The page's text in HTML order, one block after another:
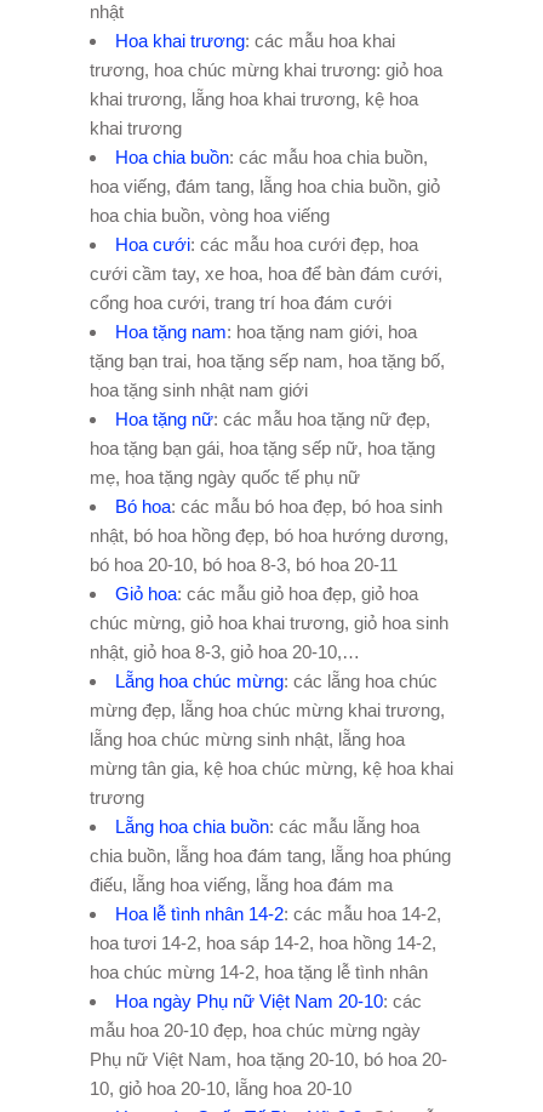
nhật
Hoa khai trương: các mẫu hoa khai
trương, hoa chúc mừng khai trương: giỏ hoa
khai trương, lẵng hoa khai trương, kệ hoa
khai trương
Hoa chia buồn: các mẫu hoa chia buồn,
hoa viếng, đám tang, lẵng hoa chia buồn, giỏ
hoa chia buồn, vòng hoa viếng
Hoa cưới: các mẫu hoa cưới đẹp, hoa
cưới cầm tay, xe hoa, hoa để bàn đám cưới,
cổng hoa cưới, trang trí hoa đám cưới
Hoa tặng nam: hoa tặng nam giới, hoa
tặng bạn trai, hoa tặng sếp nam, hoa tặng bố,
hoa tặng sinh nhật nam giới
Hoa tặng nữ: các mẫu hoa tặng nữ đẹp,
hoa tặng bạn gái, hoa tặng sếp nữ, hoa tặng
mẹ, hoa tặng ngày quốc tế phụ nữ
Bó hoa: các mẫu bó hoa đẹp, bó hoa sinh
nhật, bó hoa hồng đẹp, bó hoa hướng dương,
bó hoa 20-10, bó hoa 8-3, bó hoa 20-11
Giỏ hoa: các mẫu giỏ hoa đẹp, giỏ hoa
chúc mừng, giỏ hoa khai trương, giỏ hoa sinh
nhật, giỏ hoa 8-3, giỏ hoa 20-10,…
Lẵng hoa chúc mừng: các lẵng hoa chúc
mừng đẹp, lẵng hoa chúc mừng khai trương,
lẵng hoa chúc mừng sinh nhật, lẵng hoa
mừng tân gia, kệ hoa chúc mừng, kệ hoa khai
trương
Lẵng hoa chia buồn: các mẫu lẵng hoa
chia buồn, lẵng hoa đám tang, lẵng hoa phúng
điếu, lẵng hoa viếng, lẵng hoa đám ma
Hoa lễ tình nhân 14-2: các mẫu hoa 14-2,
hoa tươi 14-2, hoa sáp 14-2, hoa hồng 14-2,
hoa chúc mừng 14-2, hoa tặng lễ tình nhân
Hoa ngày Phụ nữ Việt Nam 20-10: các
mẫu hoa 20-10 đẹp, hoa chúc mừng ngày
Phụ nữ Việt Nam, hoa tặng 20-10, bó hoa 20-
10, giỏ hoa 20-10, lẵng hoa 20-10